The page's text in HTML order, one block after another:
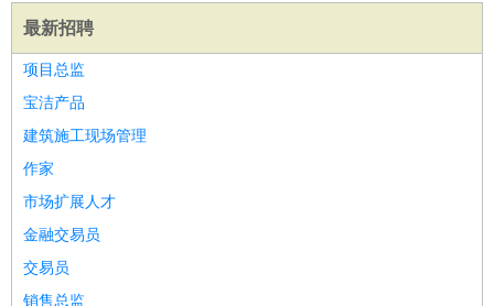
最新招聘
项目总监
宝洁产品
建筑施工现场管理
作家
市场扩展人才
金融交易员
交易员
销售总监